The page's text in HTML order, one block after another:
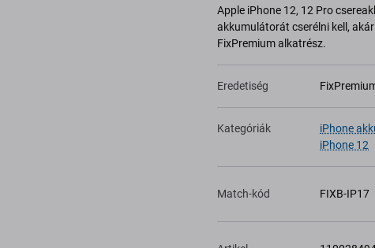
Apple iPhone 12, 12 Pro
akkumulátorát cserélni kell,
FixPremium alkatrész.
Eredetiség
Kategóriák iPhone
iPhone 12
Match-kód FIXB-IP17